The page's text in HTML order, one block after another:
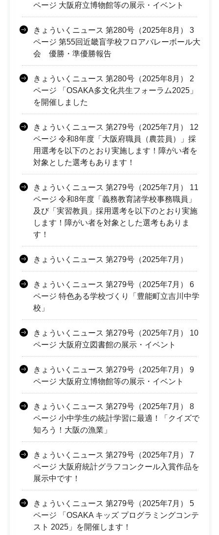
ページ 大阪府立博物館等の展示・イベント
きょういくニュース 第280号（2025年8月） 3
ページ 第55回近畿盲学校フロアバレーボール大
会 優勝・準優勝報告
きょういくニュース 第280号（2025年8月） 2
ページ 「OSAKA多文化共生フォーラム2025」
を開催しました
きょういくニュース 第279号（2025年7月） 12
ページ 令和8年度「大阪府職員（農芸員）」採
用選考を以下のとおり実施します！障がい者を
対象とした選考もあります！
きょういくニュース 第279号（2025年7月） 11
ページ 令和8年度「義務教育諸学校事務職員」
及び「実習教員」採用選考を以下のとおり実施
します！障がい者を対象とした選考もありま
す！
きょういくニュース 第279号（2025年7月）
きょういくニュース 第279号（2025年7月） 6
ページ 特色ある学校づくり「豊能町立吉川中学
校」
きょういくニュース 第279号（2025年7月） 10
ページ 大阪府立図書館の展示・イベント
きょういくニュース 第279号（2025年7月） 9
ページ 大阪府立博物館等の展示・イベント
きょういくニュース 第279号（2025年7月） 8
ページ 小中学生の統計学習に最適！「クイズで
知ろう！大阪の漁業」
きょういくニュース 第279号（2025年7月） 7
ページ 大阪府統計グラフコンクール入賞作品を
展示中です！
きょういくニュース 第279号（2025年7月） 5
ページ 「OSAKA キッズ プログラミングコンテ
スト 2025」を開催します！